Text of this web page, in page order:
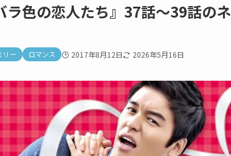
ラ色の恋人たち』37話〜39話の
リー ロマンス 2017年8月12日 2026年5月16日